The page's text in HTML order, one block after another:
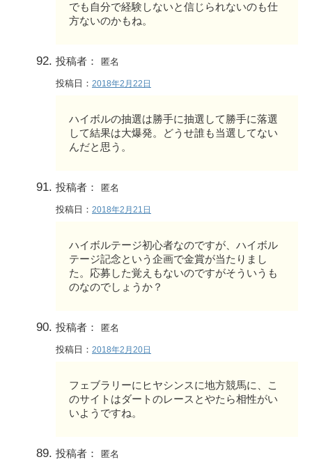
でも自分で経験しないと信じられないのも仕
方ないのかもね。
投稿者： 匿名
投稿日： 2018年2月22日
ハイボルの抽選は勝手に抽選して勝手に落選
して結果は大爆発。どうせ誰も当選してない
んだと思う。
投稿者： 匿名
投稿日： 2018年2月21日
ハイボルテージ初心者なのですが、ハイボル
テージ記念という企画で金賞が当たりまし
た。応募した覚えもないのですがそういうも
のなのでしょうか？
投稿者： 匿名
投稿日： 2018年2月20日
フェブラリーにヒヤシンスに地方競馬に、こ
のサイトはダートのレースとやたら相性がい
いようですね。
投稿者： 匿名